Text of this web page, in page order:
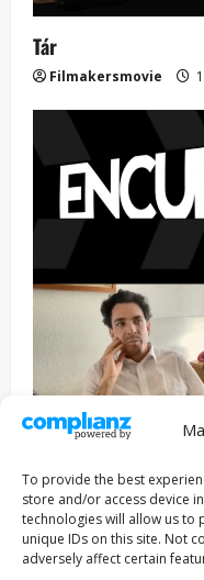
To provide the best
store and/or access device
technologies will allow us to
unique IDs on this site. Not
adversely affect certain
Tár
Filmakersmovie
Entrevista Series
ENCUENTROS CON
RIVEROLL
Filmakersmovie 5